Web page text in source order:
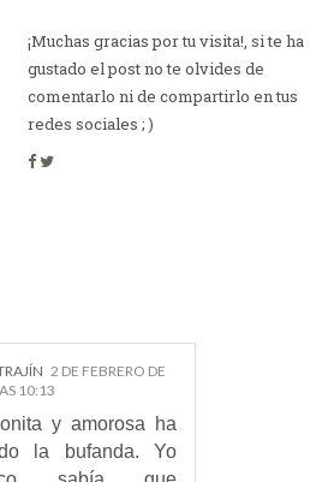
¡Muchas gracias por tu visita!, si te ha
gustado el post no te olvides de
comentarlo ni de compartirlo en tus
redes sociales ; )
2 DE FEBRERO DE
10:13
y amorosa ha
la bufanda. Yo